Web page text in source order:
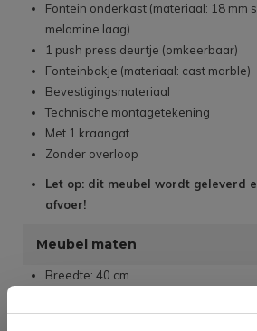
Fontein onderkast (materiaal: 18 mm
melamine laag)
1 push press deurtje (omkeerbaar)
Fonteinbakje (materiaal: cast marble)
Bevestigingsmateriaal
Technische montagetekening
Met 1 kraangat
Zonder overloop
Let op: dit meubel wordt geleverd
afvoer!
Meubel maten
Breedte: 40 cm
Diepte: 21.5 cm